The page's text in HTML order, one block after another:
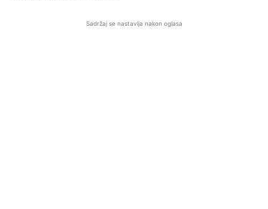
Sadržaj se nastavlja nakon oglasa